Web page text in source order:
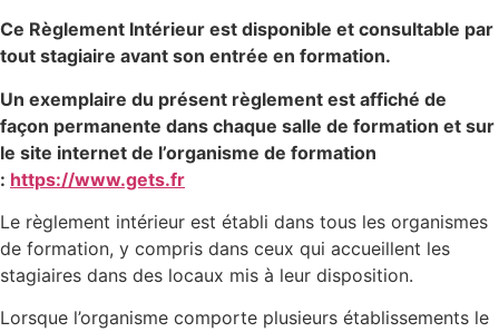
Ce Règlement Intérieur est disponible et consultable par
tout stagiaire avant son entrée en formation.
Un exemplaire du présent règlement est affiché de
façon permanente dans chaque salle de formation et sur
le site internet de l’organisme de formation
: https://www.gets.fr
Le règlement intérieur est établi dans tous les organismes
de formation, y compris dans ceux qui accueillent les
stagiaires dans des locaux mis à leur disposition.
Lorsque l’organisme comporte plusieurs établissements le